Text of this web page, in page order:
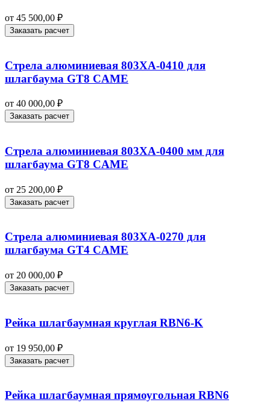
от 45 500,00 ₽
Заказать расчет
Стрела алюминиевая 803XA-0410 для
шлагбаума GT8 CAME
от 40 000,00 ₽
Заказать расчет
Стрела алюминиевая 803XA-0400 мм для
шлагбаума GT8 CAME
от 25 200,00 ₽
Заказать расчет
Стрела алюминиевая 803XA-0270 для
шлагбаума GT4 CAME
от 20 000,00 ₽
Заказать расчет
Рейка шлагбаумная круглая RBN6-K
от 19 950,00 ₽
Заказать расчет
Рейка шлагбаумная прямоугольная RBN6